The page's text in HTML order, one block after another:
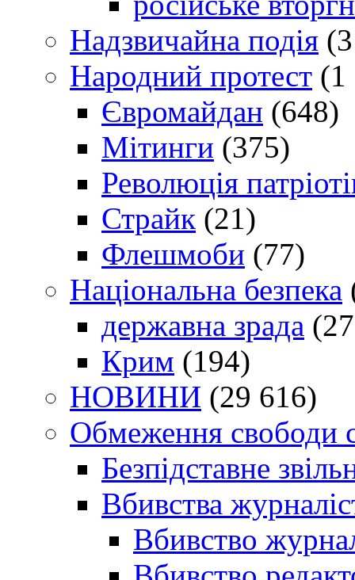
Надзвичайна подія
Народний протест (1
Євромайдан (648)
Мітинги (375)
Революція
Страйк (21)
Флешмоби (77)
Національна безпека
державна зрада
Крим (194)
НОВИНИ (29 616)
Обмеження свободи
Безпідставне
Вбивства
Вбивство